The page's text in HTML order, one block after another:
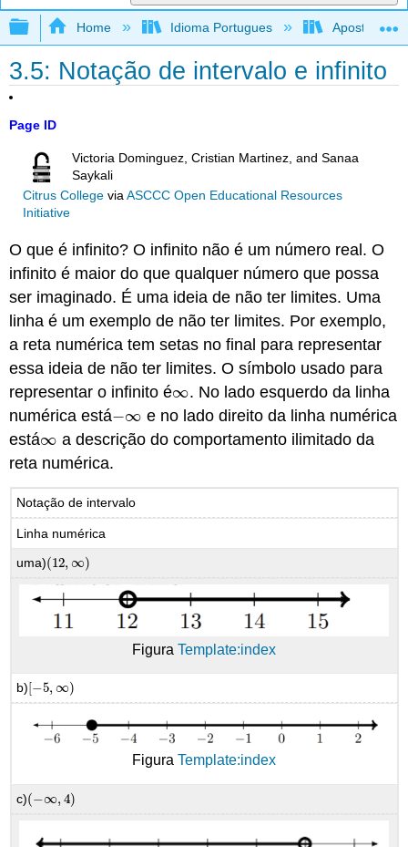
Expand/collapse global hierarchy
Home Idioma Portugues Apostila de
3.5: Notação de intervalo e infinito
Page ID
Victoria Dominguez, Cristian Martinez, and Sanaa
Saykali
Citrus Collegevia ASCCC Open Educational Resources
Initiative
O que é infinito? O infinito não é um número real. O
infinito é maior do que qualquer número que possa
ser imaginado. É uma ideia de não ter limites. Uma
linha é um exemplo de não ter limites. Por exemplo,
a reta numérica tem setas no final para representar
essa ideia de não ter limites. O símbolo usado para
representar o infinito é∞
∞ . No lado esquerdo da linha
numérica está−∞
−∞
e no lado direito da linha numérica
está∞
∞ a descrição do comportamento ilimitado da
reta numérica.
Notação de intervalo
Linha numérica
uma)(12, ∞)
(12, ∞)
Figura Template:index
b)[−5, ∞)
−5,∞)
Figura Template:index
c)(−∞, 4)
(−∞,4)